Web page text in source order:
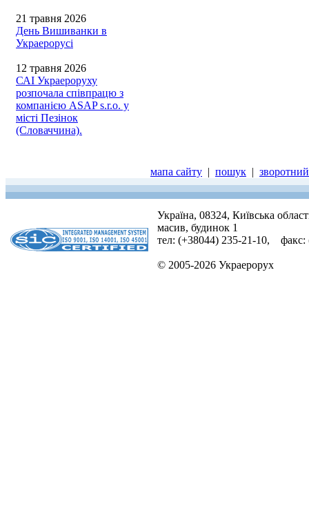
21 травня 2026
День Вишиванки в
Украерорусі
12 травня 2026
САІ Украероруху
розпочала співпрацю з
компанією ASAP s.r.o. у
місті Пезінок
(Словаччина).
мапа сайту | пошук |
Україна, 08324, Київська
масив, будинок 1
тел: (+38044) 235-21-10, факс:
© 2005-2026 Украерорух